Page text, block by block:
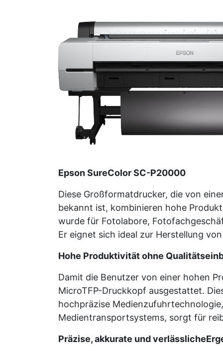
Epson SureColor SC-P20000
Diese Großformatdrucker, die von
bekannt ist, kombinieren hohe
wurde für Fotolabore,
Er eignet sich ideal zur Herstellung
Hohe Produktivität ohne
Damit die Benutzer von einer hohen
MicroTFP-Druckkopf ausgestattet.
hochpräzise
Medientransportsystems, sorgt für
Präzise, akkurate und